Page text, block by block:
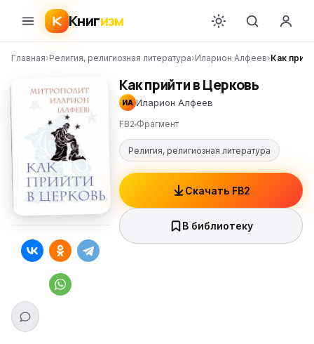
Книгизм
Главная›Религия, религиозная литература›Иларион Алфеев›Как
Как прийти в Церковь
ИА Иларион Алфеев
FB2 Фрагмент
Религия, религиозная литература
Скачать FB2
В библиотеку